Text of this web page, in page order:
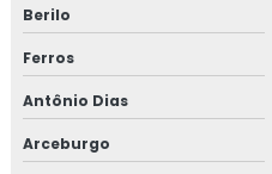
Berilo
Ferros
Antônio Dias
Arceburgo